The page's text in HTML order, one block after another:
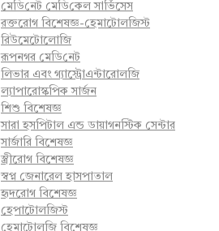
মে‌ডি‌নেট মে‌ডি‌কেল সা‌র্ভিসেস
রক্তরোগ বিশেষজ্ঞ-হেমাটোলজিস্ট
রিউমেটোলোজি
রূপনগর মে‌ডি‌নেট
লিভার এবং গ্যাস্ট্রোএন্টারোলজি
ল্যাপারোস্কপিক সার্জন
শিশু বিশেষজ্ঞ
সারা হসপিটাল এন্ড ডায়াগনস্টিক সেন্টার
সার্জারি বিশেষজ্ঞ
স্ত্রীরোগ বিশেষজ্ঞ
স্বপ্ন জেনারেল হাসপাতাল
হৃদরোগ বিশেষজ্ঞ
হেপাটোলজিস্ট
হেমাটোলজি বিশেষজ্ঞ